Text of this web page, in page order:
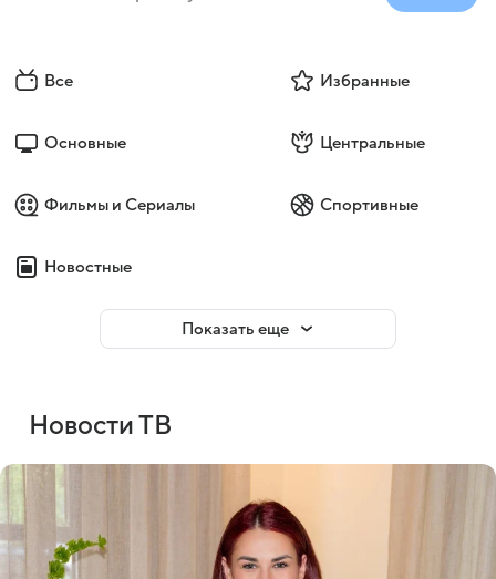
Все Избранные
Основные Центральные
Фильмы и Сериалы Спортивные
Новостные
Показать еще
Новости ТВ